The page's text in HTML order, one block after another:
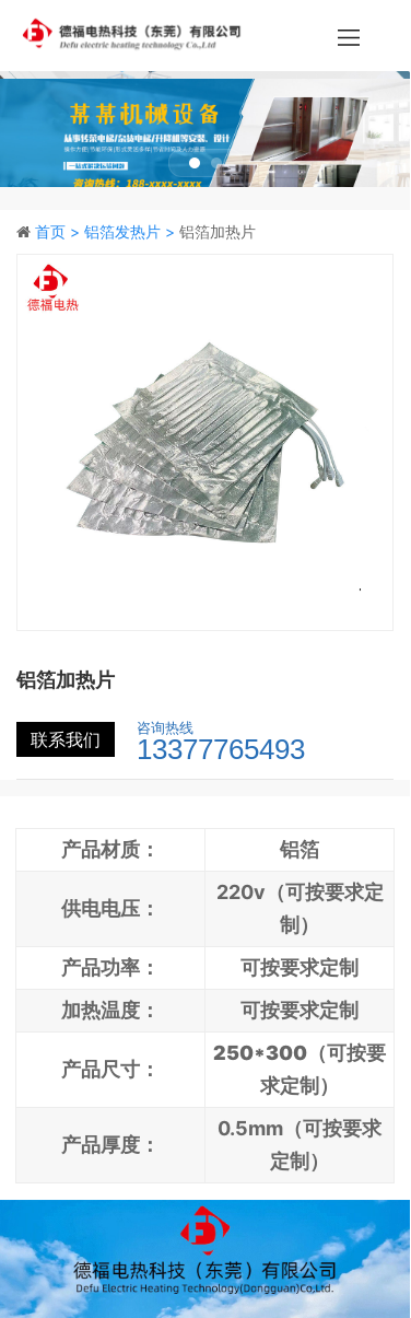
首页 > 铝箔发热片 > 铝箔加热片
铝箔加热片
联系我们
咨询热线
13377765493
产品材质： 铝箔
供电电压：
220v（可按要求定
制）
产品功率：
可按要求定制
加热温度：
可按要求定制
产品尺寸：
250*300（可按要
求定制）
产品厚度：
0.5mm（可按要求
定制）